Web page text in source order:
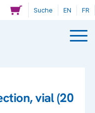
Suche EN FR
vial (20